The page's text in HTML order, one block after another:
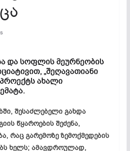
და სოფლის მეურნეობის
„შეღავათიანი
ახალი
შესაძლებელი გახდა
წყაროების შეძენა,
რაც გარემოზე ზემოქმედების
ხელს; ამავდროულად,